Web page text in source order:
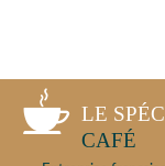
LE
CAFÉ